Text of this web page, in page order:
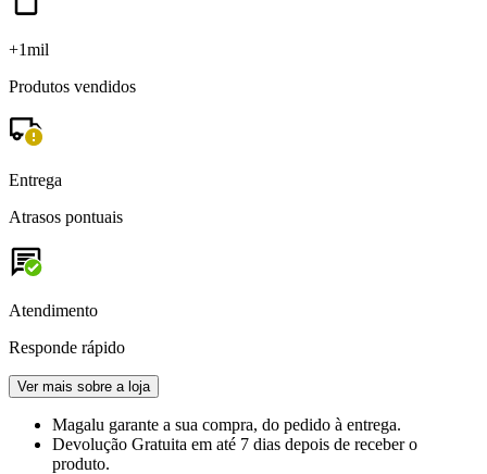
+1mil
Produtos vendidos
Entrega
Atrasos pontuais
Atendimento
Responde rápido
Ver mais sobre a loja
Magalu garante a sua compra, do pedido à entrega.
Devolução Gratuita em até 7 dias depois de receber o
produto.